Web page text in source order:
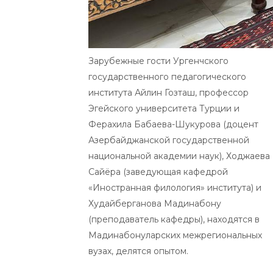
Зарубежные гости Ургенчского
государственного педагогического
института Айлин Гозташ, профессор
Эгейского университета Турции и
Ферахила Бабаева-Шукурова (доцент
Азербайджанской государственной
национальной академии наук), Ходжаева
Сайёра (заведующая кафедрой
«Иностранная филология» института) и
Худайберганова Мадинабону
(преподаватель кафедры), находятся в
Мадинабонуларских межрегиональных
вузах, делятся опытом.